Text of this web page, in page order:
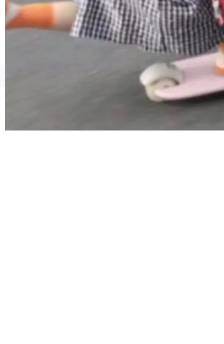
者部落知识"。 换个写法。Rust 的 enum，两个
变体：Switchable...
京ICP备2025119063号